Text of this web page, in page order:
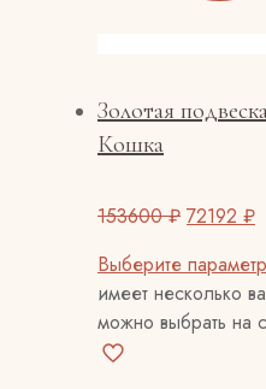
Золотая
Кошка
153600₽ 72192 ₽
Выберите
имеет несколько
можно выбрать на